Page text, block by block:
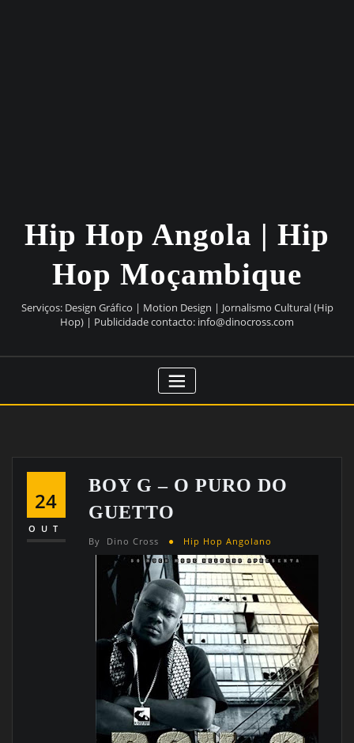
Hip Hop Angola | Hip
Hop Moçambique
Serviços: Design Gráfico | Motion Design | Jornalismo Cultural (Hip
Hop) | Publicidade contacto: info@dinocross.com
24
OUT
BOY G – O PURO DO
GUETTO
By Dino Cross Hip Hop Angolano